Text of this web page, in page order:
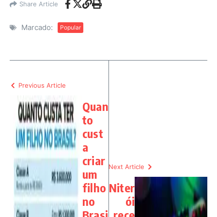
Share Article
Marcado: Popular
Previous Article
Quan
to
cust
a
criar
um
filho
no
Next Article
Niter
ói